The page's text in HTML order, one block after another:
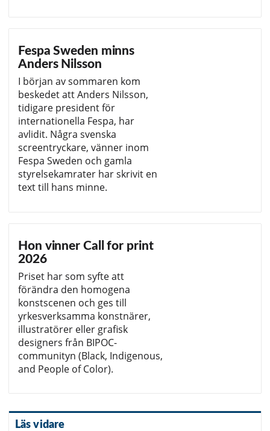
Fespa Sweden minns
Anders Nilsson
I början av sommaren kom
beskedet att Anders Nilsson,
tidigare president för
internationella Fespa, har
avlidit. Några svenska
screentryckare, vänner inom
Fespa Sweden och gamla
styrelsekamrater har skrivit en
text till hans minne.
Hon vinner Call for print
2026
Priset har som syfte att
förändra den homogena
konstscenen och ges till
yrkesverksamma konstnärer,
illustratörer eller grafisk
designers från BIPOC-
communityn (Black, Indigenous,
and People of Color).
Läs vidare